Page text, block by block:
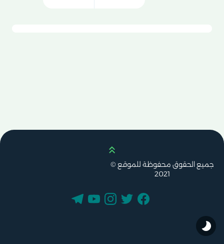
Scroll up
جميع الحقوق محفوظة للموقع ©
2021